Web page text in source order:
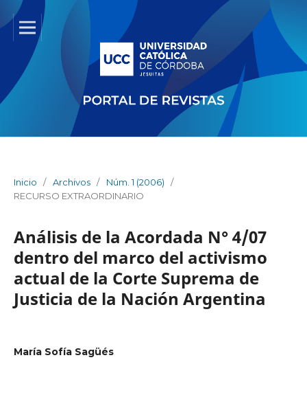
Inicio / Archivos / Núm. 1 (2006)
/
RECURSO EXTRAORDINARIO
Análisis de la Acordada N° 4/07
dentro del marco del activismo
actual de la Corte Suprema de
Justicia de la Nación Argentina
María Sofía Sagüés